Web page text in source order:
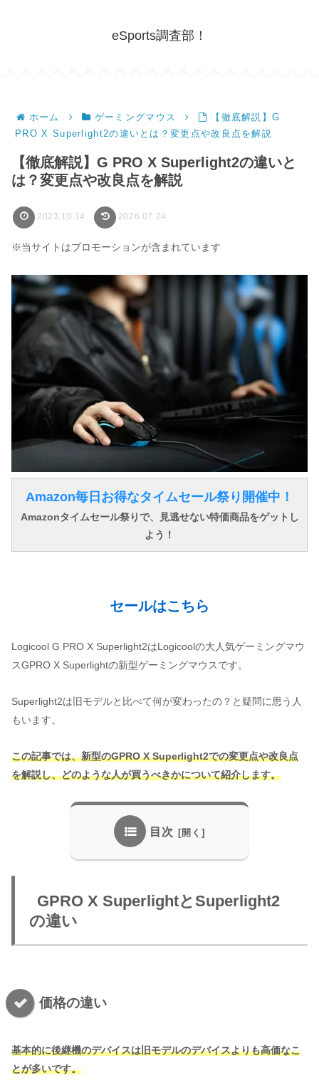
eSports調査部！
ホーム ゲーミングマウス
【徹底解説】G
PRO X Superlight2の違いとは？変更点や改良点を解説
【徹底解説】G PRO X Superlight2の違いと
は？変更点や改良点を解説
2023.10.14 2026.07.24
※当サイトはプロモーションが含まれています
Amazon毎日お得なタイムセール祭り開催中！
Amazonタイムセール祭りで、見逃せない特価商品をゲットし
よう！
セールはこちら
Logicool G PRO X Superlight2はLogicoolの大人気ゲーミングマウ
スGPRO X Superlightの新型ゲーミングマウスです。
Superlight2は旧モデルと比べて何が変わったの？と疑問に思う人
もいます。
この記事では、新型のGPRO X Superlight2での変更点や改良点
を解説し、どのような人が買うべきかについて紹介します。
目次
GPRO X SuperlightとSuperlight2
の違い
価格の違い
基本的に後継機のデバイスは旧モデルのデバイスよりも高価なこ
とが多いです。